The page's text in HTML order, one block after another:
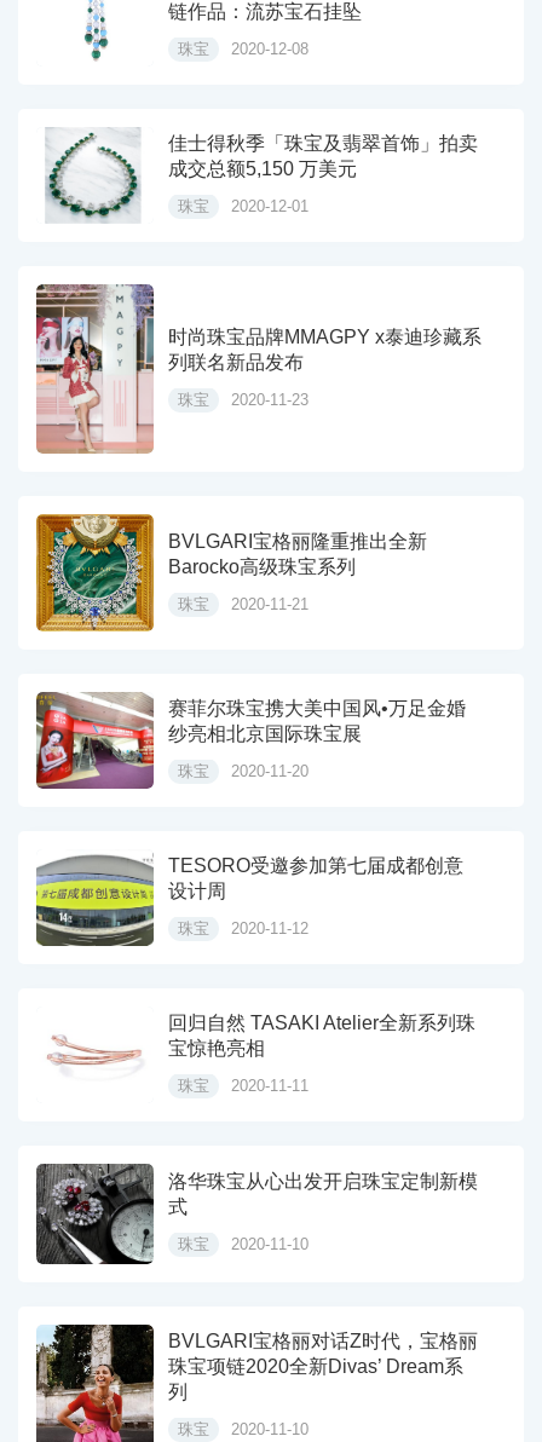
链作品：流苏宝石挂坠
珠宝 2020-12-08
佳士得秋季「珠宝及翡翠首饰」拍卖
成交总额5,150 万美元
珠宝 2020-12-01
时尚珠宝品牌MMAGPY x泰迪珍藏系
列联名新品发布
珠宝 2020-11-23
BVLGARI宝格丽隆重推出全新
Barocko高级珠宝系列
珠宝 2020-11-21
赛菲尔珠宝携大美中国风•万足金婚
纱亮相北京国际珠宝展
珠宝 2020-11-20
TESORO受邀参加第七届成都创意
设计周
珠宝 2020-11-12
回归自然 TASAKI Atelier全新系列珠
宝惊艳亮相
珠宝 2020-11-11
洛华珠宝从心出发开启珠宝定制新模
式
珠宝 2020-11-10
BVLGARI宝格丽对话Z时代，宝格丽
珠宝项链2020全新Divas’ Dream系
列
珠宝 2020-11-10